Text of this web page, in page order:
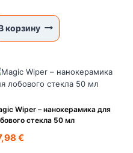
корзину
Wiper – нанокерамика для
стекла 50 мл
€